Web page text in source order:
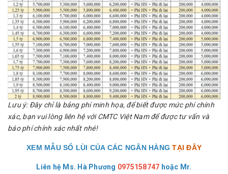
Lưu ý: Đây chỉ là bảng phí minh họa, để biết được mức phí chính
xác, bạn vui lòng liên hệ với CMTC Việt Nam để được tư vấn và
báo phí chính xác nhất nhé!
XEM MẪU SỔ LÙI CỦA CÁC NGÂN HÀNGTẠI ĐÂY
Liên hệ Ms. Hà Phương 0975158747 hoặc Mr.